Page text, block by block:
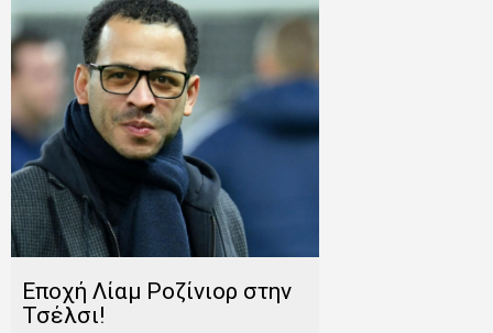
Εποχή Λίαμ Ροζίνιορ στην
Τσέλσι!